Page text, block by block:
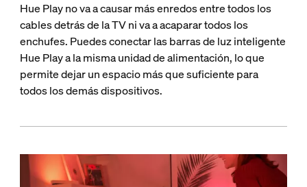
Hue Play no va a causar más enredos entre todos los
cables detrás de la TV ni va a acaparar todos los
enchufes. Puedes conectar las barras de luz inteligente
Hue Play a la misma unidad de alimentación, lo que
permite dejar un espacio más que suficiente para
todos los demás dispositivos.